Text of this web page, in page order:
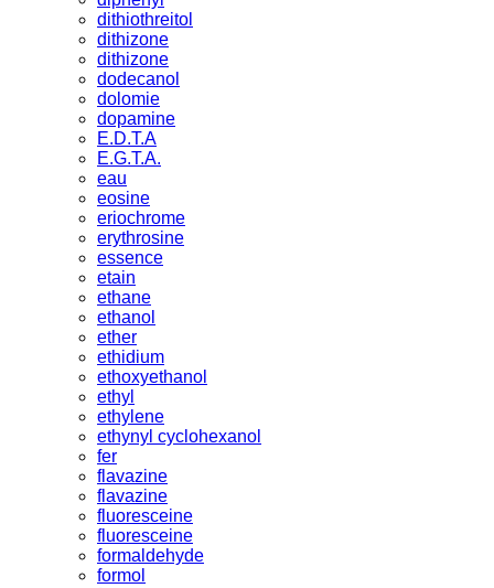
dithiothreitol
dithizone
dithizone
dodecanol
dolomie
dopamine
E.D.T.A
E.G.T.A.
eau
eosine
eriochrome
erythrosine
essence
etain
ethane
ethanol
ether
ethidium
ethoxyethanol
ethyl
ethylene
ethynyl cyclohexanol
fer
flavazine
flavazine
fluoresceine
fluoresceine
formaldehyde
formol